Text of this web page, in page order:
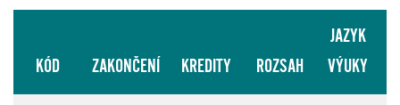
KÓD ZAKONČENÍ KREDITY ROZSAH
JAZYK
VÝUKY